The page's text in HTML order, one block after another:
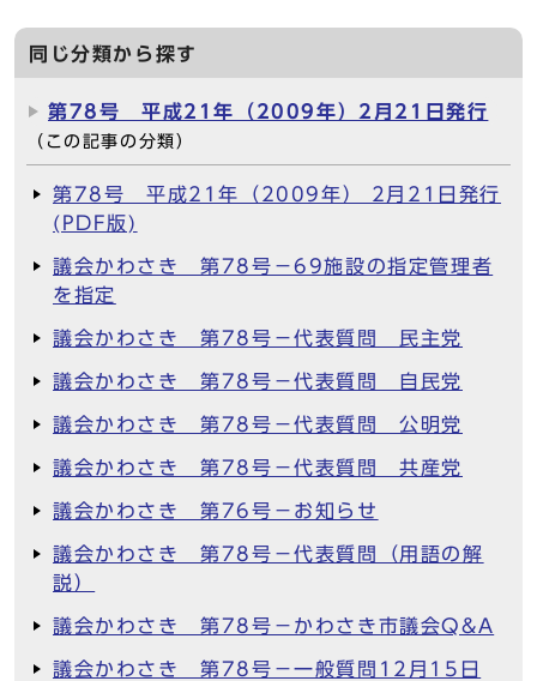
同じ分類から探す
第78号 平成21年（2009年）2月21日発行
（この記事の分類）
第78号 平成21年（2009年） 2月21日発行
(PDF版)
議会かわさき 第78号－69施設の指定管理者
を指定
議会かわさき 第78号－代表質問 民主党
議会かわさき 第78号－代表質問 自民党
議会かわさき 第78号－代表質問 公明党
議会かわさき 第78号－代表質問 共産党
議会かわさき 第76号－お知らせ
議会かわさき 第78号－代表質問（用語の解
説）
議会かわさき 第78号－かわさき市議会Q&A
議会かわさき 第78号－一般質問12月15日